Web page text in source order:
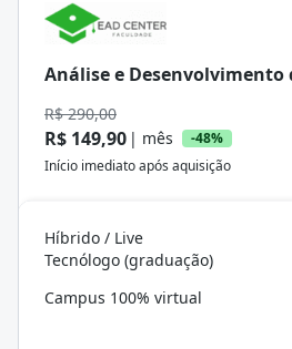
Análise e Desenvolvimento
R$ 290,00
R$ 149,90 | mês
-48%
Início imediato após aquisição
Híbrido / Live
Tecnólogo (graduação)
Campus 100% virtual